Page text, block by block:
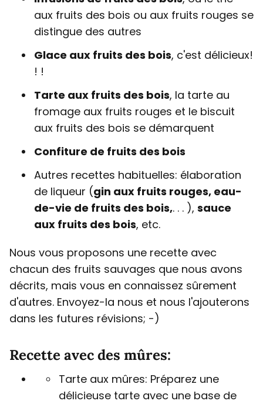
aux fruits des bois ou aux fruits rouges se
distingue des autres
Glace aux fruits des bois, c'est délicieux!
! !
Tarte aux fruits des bois, la tarte au
fromage aux fruits rouges et le biscuit
aux fruits des bois se démarquent
Confiture de fruits des bois
Autres recettes habituelles: élaboration
de liqueur (gin aux fruits rouges, eau-
de-vie de fruits des bois,. . . ), sauce
aux fruits des bois, etc.
Nous vous proposons une recette avec
chacun des fruits sauvages que nous avons
décrits, mais vous en connaissez sûrement
d'autres. Envoyez-la nous et nous l'ajouterons
dans les futures révisions; -)
Recette avec des mûres:
Tarte aux mûres: Préparez une
délicieuse tarte avec une base de